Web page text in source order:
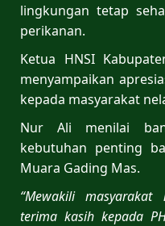
lingkungan tetap
perikanan.
Ketua HNSI
menyampaikan
kepada masyarakat
Nur Ali menilai
kebutuhan penting
Muara Gading Mas.
“Mewakili masyarakat
terima kasih kepada